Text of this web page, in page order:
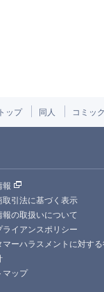
ップ 同人 コミッ
報
取引法に基づく表示
報の取扱いについて
ライアンスポリシー
マーハラスメントに対す
マップ